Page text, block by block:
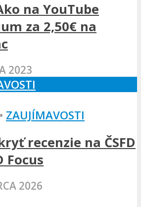
na YouTube
za 2,50€ na
2023
• ZAUJÍMAVOSTI
recenzie na ČSFD
Focus
2026